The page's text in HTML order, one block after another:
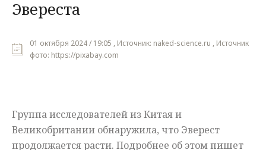
Общество
Мнения
Эвереста
01 октября 2024 / 19:05 , Источник: naked-science.ru , Источник
фото: https://pixabay.com
Группа исследователей из Китая и
Великобритании обнаружила, что Эверест
продолжается расти. Подробнее об этом пишет